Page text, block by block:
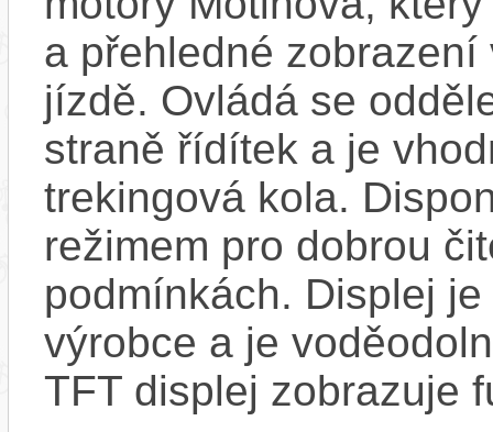
a přehledné
jízdě. Ovládá se
straně řídítek a je
trekingová kola.
režimem pro dobrou
podmínkách. Displej
výrobce a je
TFT displej zobrazuje